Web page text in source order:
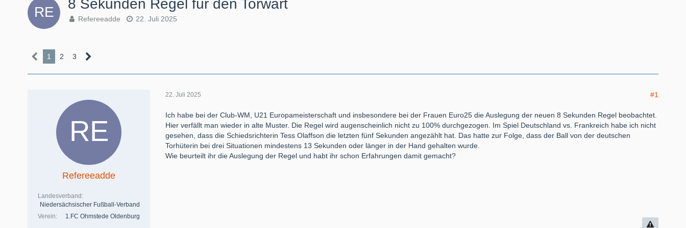
8 Sekunden Regel für den Torwart
Refereeadde 22. Juli 2025
1 2 3
Refereeadde
Landesverband
Niedersächsischer Fußball-Verband
Verein
1.FC Ohmstede Oldenburg
22. Juli 2025 #1
Ich habe bei der Club-WM, U21 Europameisterschaft und insbesondere bei der Frauen Euro25 die Auslegung der neuen 8 Sekunden Regel beobachtet.
Hier verfällt man wieder in alte Muster. Die Regel wird augenscheinlich nicht zu 100% durchgezogen. Im Spiel Deutschland vs. Frankreich habe ich nicht
gesehen, dass die Schiedsrichterin Tess Olaffson die letzten fünf Sekunden angezählt hat. Das hatte zur Folge, dass der Ball von der deutschen
Torhüterin bei drei Situationen mindestens 13 Sekunden oder länger in der Hand gehalten wurde.
Wie beurteilt ihr die Auslegung der Regel und habt ihr schon Erfahrungen damit gemacht?